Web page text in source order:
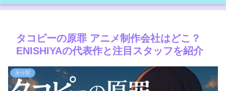
タコピーの原罪 アニメ制作会社はどこ？
ENISHIYAの代表作と注目スタッフを紹介
未分類